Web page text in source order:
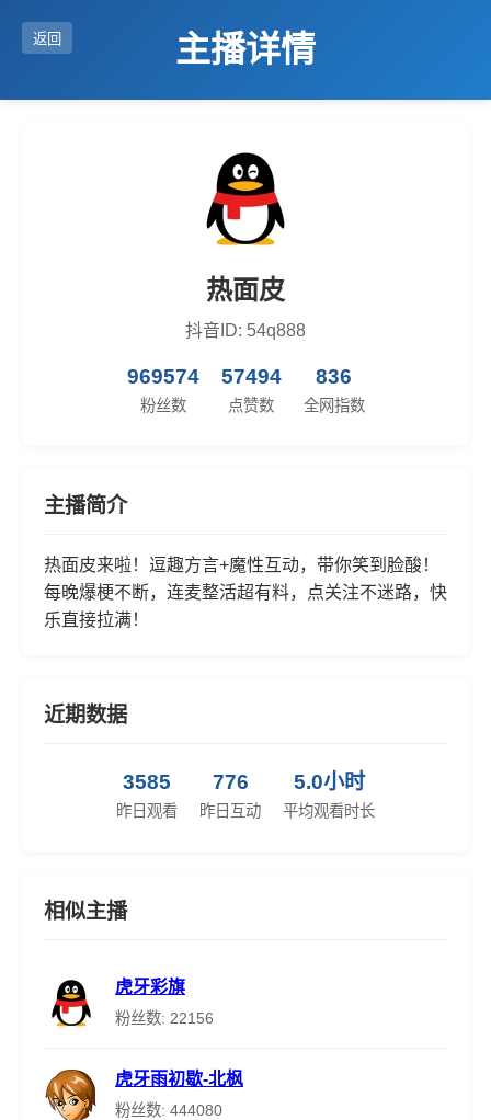
返回 主播详情
热面皮
抖音ID: 54q888
969574
粉丝数
57494
点赞数
836
全网指数
主播简介
热面皮来啦！逗趣方言+魔性互动，带你笑到脸酸！
每晚爆梗不断，连麦整活超有料，点关注不迷路，快
乐直接拉满！
近期数据
3585
昨日观看
776
昨日互动
5.0小时
平均观看时长
相似主播
虎牙彩旗
粉丝数: 22156
虎牙雨初歇-北枫
粉丝数: 444080